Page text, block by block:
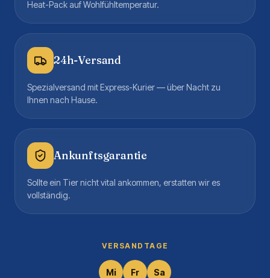
Heat-Pack auf Wohlfühltemperatur.
24h-Versand
Spezialversand mit Express-Kurier — über Nacht zu
Ihnen nach Hause.
Ankunftsgarantie
Sollte ein Tier nicht vital ankommen, erstatten wir es
vollständig.
VERSANDTAGE
Mi Fr Sa